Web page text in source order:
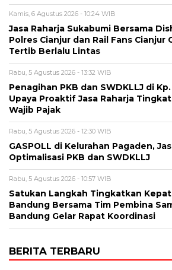
Kamis, 6 Agustus 2026 - 10:24 WIB
Jasa Raharja Sukabumi Bersama
Polres Cianjur dan Rail Fans Cianjur
Tertib Berlalu Lintas
Rabu, 5 Agustus 2026 - 13:32 WIB
Penagihan PKB dan SWDKLLJ di
Upaya Proaktif Jasa Raharja
Wajib Pajak
Rabu, 5 Agustus 2026 - 12:30 WIB
GASPOLL di Kelurahan Pagaden,
Optimalisasi PKB dan SWDKLLJ
Rabu, 5 Agustus 2026 - 10:57 WIB
Satukan Langkah Tingkatkan
Bandung Bersama Tim Pembina
Bandung Gelar Rapat Koordinasi
BERITA TERBARU